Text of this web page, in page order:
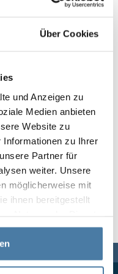
Über Cookies
und Anzeigen zu
Medien anbieten
Website zu
Informationen zu Ihrer
Partner für
weiter. Unsere
möglicherweise mit
ihnen bereitgestellt
Metallschränke
Schlösser für
Trennwände
Altus
L-Typ-Schränke
Vollständiges
Zulassungen,
Karte aller